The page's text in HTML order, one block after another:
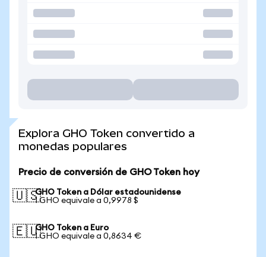
Explora GHO Token convertido a
monedas populares
Precio de conversión de GHO Token hoy
🇺🇸GHO Token a Dólar estadounidense
1 GHO equivale a 0,9978 $
🇪🇺GHO Token a Euro
1 GHO equivale a 0,8634 €